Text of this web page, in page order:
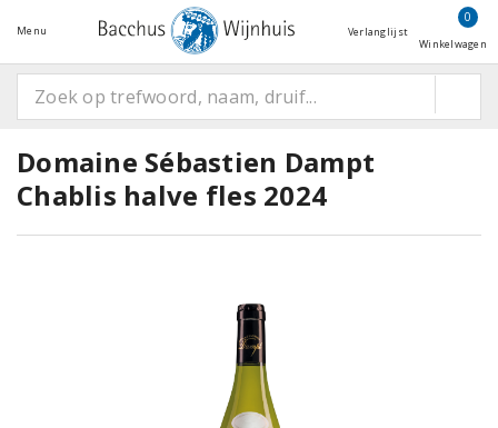
Menu Verlanglijst
0
Winkelwagen
Domaine Sébastien Dampt
Chablis halve fles 2024